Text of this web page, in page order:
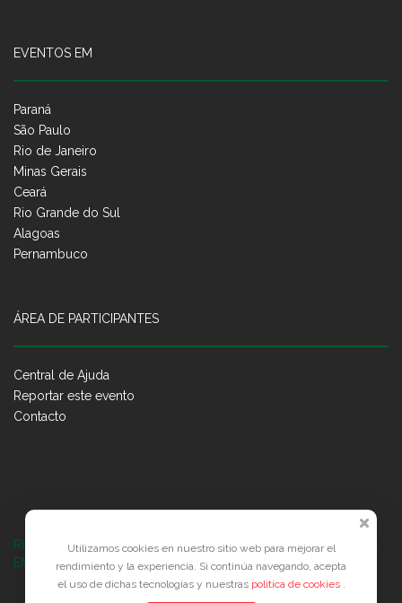
EVENTOS EM
Paraná
São Paulo
Rio de Janeiro
Minas Gerais
Ceará
Rio Grande do Sul
Alagoas
Pernambuco
ÁREA DE PARTICIPANTES
Central de Ajuda
Reportar este evento
Contacto
RUA JOSÉ PONTES DE MAGALHÃES, 70JATIÚCA, MACEIÓ - AL
EMPRESARIAL JTR, ED. ÍTALIA, SALA 702
Utilizamos cookies en nuestro sitio web para mejorar el
rendimiento y la experiencia. Si continúa navegando, acepta
el uso de dichas tecnologías y nuestras politica de cookies .